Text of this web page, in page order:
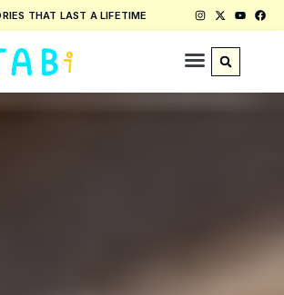
THAT LAST A LIFETIME